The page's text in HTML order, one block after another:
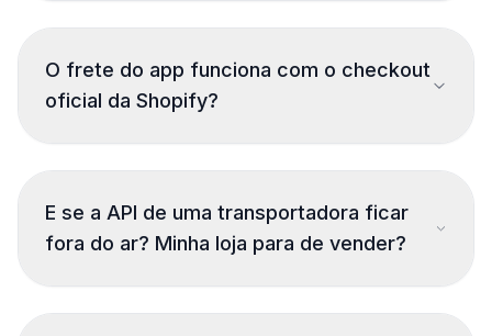
O frete do app funciona com o checkout
oficial da Shopify?
E se a API de uma transportadora ficar
fora do ar? Minha loja para de vender?